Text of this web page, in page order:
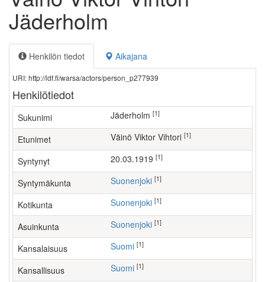
Jäderholm
Henkilön tiedot Aikajana
URI: http://ldf.fi/warsa/actors/person_p277939
Henkilötiedot
Sukunimi Jäderholm [1]
Etunimet Väinö Viktor Vihtori [1]
Syntynyt 20.03.1919 [1]
Syntymäkunta Suonenjoki [1]
Kotikunta Suonenjoki [1]
Asuinkunta Suonenjoki [1]
Kansalaisuus Suomi [1]
Kansallisuus Suomi [1]